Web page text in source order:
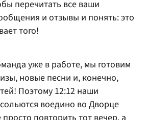
перечитать все ваши
и отзывы и понять: это
того!
уже в работе, мы готовим
новые песни и, конечно,
Поэтому 12:12 наши
воедино во Дворце